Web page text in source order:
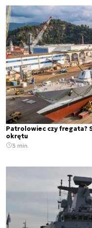
Patrolowiec czy fregata?
okrętu
3 min.